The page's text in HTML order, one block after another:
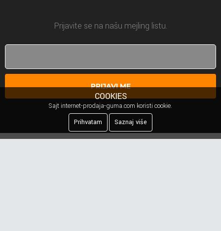
Prijavite se na našu mejling listu.
PRIJAVI ME
COOKIES
Sajt internet-prodaja-guma.com koristi cookie.
Prihvatam
Saznaj više